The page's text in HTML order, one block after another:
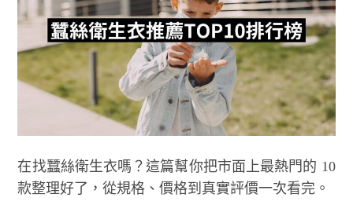
在找蠶絲衛生衣嗎？這篇幫你把市面上最熱門的 10
款整理好了，從規格、價格到真實評價一次看完。